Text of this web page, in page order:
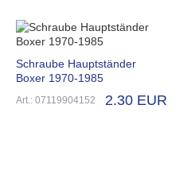
Schraube Hauptständer
Boxer 1970-1985
Art.: 07119904152 2.30 EUR